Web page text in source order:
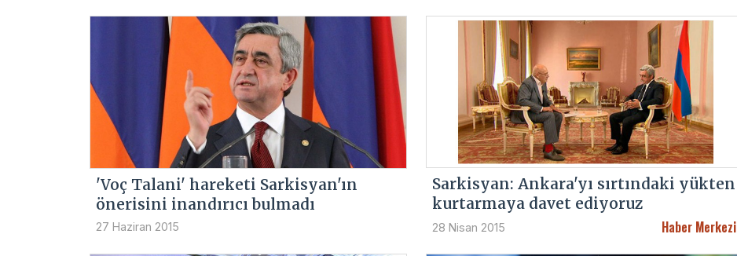
'Voç Talani' hareketi Sarkisyan'ın
önerisini inandırıcı bulmadı
27 Haziran 2015
Sarkisyan: Ankara'yı sırtındaki yükten
kurtarmaya davet ediyoruz
28 Nisan 2015 Haber Merkezi